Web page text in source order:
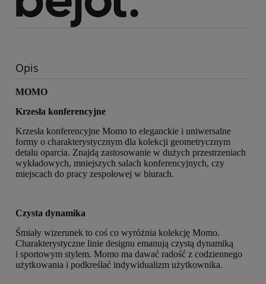
Opis
MOMO
Krzesła konferencyjne
Krzesła konferencyjne Momo to eleganckie i uniwersalne
formy o charakterystycznym dla kolekcji geometrycznym
detalu oparcia. Znajdą zastosowanie w dużych przestrzeniach
wykładowych, mniejszych salach konferencyjnych, czy
miejscach do pracy zespołowej w biurach.
Czysta dynamika
Śmiały wizerunek to coś co wyróżnia kolekcję Momo.
Charakterystyczne linie designu emanują czystą dynamiką
i sportowym stylem. Momo ma dawać radość z codziennego
użytkowania i podkreślać indywidualizm użytkownika.